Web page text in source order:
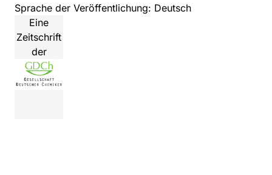
Sprache der Veröffentlichung: Deutsch
Eine
Zeitschrift
der